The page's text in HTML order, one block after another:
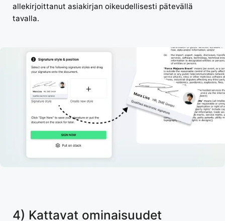
allekirjoittanut asiakirjan oikeudellisesti pätevällä
tavalla.
4) Kattavat ominaisuudet